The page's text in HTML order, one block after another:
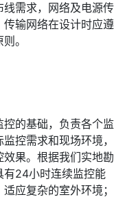
需求，网络及电源传
输网络在设计时应遵
。
的基础，负责各个监
控需求和现场环境，
果。根据我们实地勘
有24小时连续监控能
应复杂的室外环境；